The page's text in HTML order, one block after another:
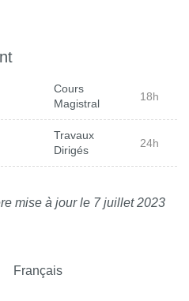
Cours
Magistral
18h
Travaux
Dirigés
24h
mise à jour le 7 juillet 2023
Français